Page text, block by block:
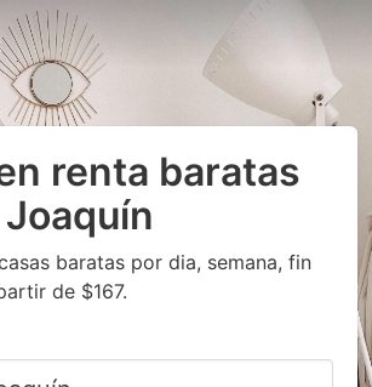
renta baratas
baratas por dia, semana, fin
de $167.